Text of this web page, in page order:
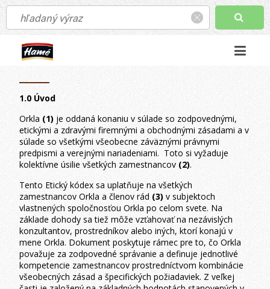
Etický kodex
1.0 Úvod
Orkla (1) je oddaná konaniu v súlade so zodpovednými,
etickými a zdravými firemnými a obchodnými zásadami a v
súlade so všetkými všeobecne záväznými právnymi
predpismi a verejnými nariadeniami. Toto si vyžaduje
kolektívne úsilie všetkých zamestnancov (2).
Tento Etický kódex sa uplatňuje na všetkých
zamestnancov Orkla a členov rád (3)v subjektoch
vlastnených spoločnosťou Orkla po celom svete. Na
základe dohody sa tiež môže vzťahovať na nezávislých
konzultantov, prostredníkov alebo iných, ktorí konajú v
mene Orkla. Dokument poskytuje rámec pre to, čo Orkla
považuje za zodpovedné správanie a definuje jednotlivé
kompetencie zamestnancov prostredníctvom kombinácie
všeobecných zásad a špecifických požiadaviek. Z veľkej